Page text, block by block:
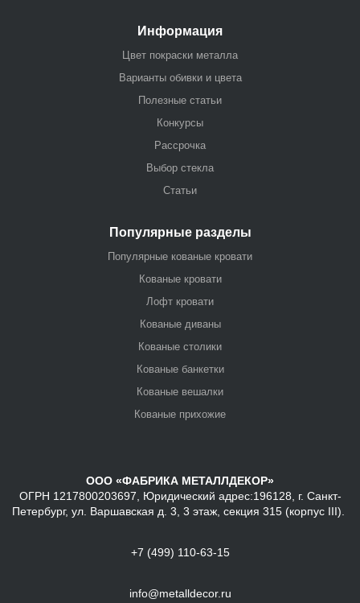
Информация
Цвет покраски металла
Варианты обивки и цвета
Полезные статьи
Конкурсы
Рассрочка
Выбор стекла
Статьи
Популярные разделы
Популярные кованые кровати
Кованые кровати
Лофт кровати
Кованые диваны
Кованые столики
Кованые банкетки
Кованые вешалки
Кованые прихожие
ООО «ФАБРИКА МЕТАЛЛДЕКОР»
ОГРН 1217800203697, Юридический адрес:196128, г. Санкт-
Петербург, ул. Варшавская д. 3, 3 этаж, секция 315 (корпус III).
+7 (499) 110-63-15
info@metalldecor.ru